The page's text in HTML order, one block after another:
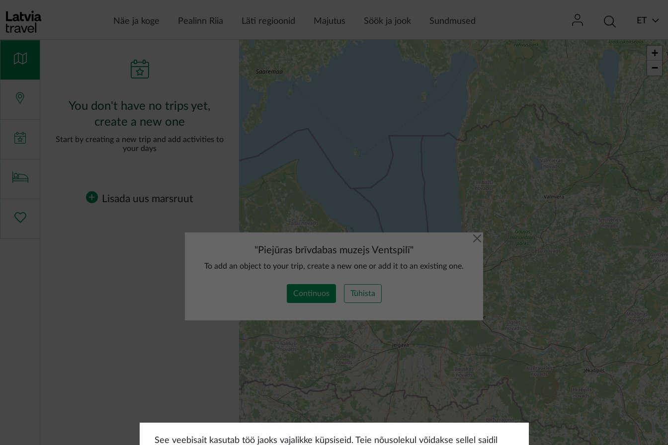
Näe ja koge Pealinn Riia Läti regioonid Majutus Söök ja jook Sundmused ET
You don't have no trips yet,
create a new one
Start by creating a new trip and add activities to
your days
Lisada uus marsruut
+
−
" Piejūras brīvdabas muzejs Ventspilī"
To add an object to your trip, create a new one or add it to an existing one.
Continuos Tühista
See veebisait kasutab töö jaoks vajalikke küpsiseid. Teie nõusolekul võidakse sellel saidil